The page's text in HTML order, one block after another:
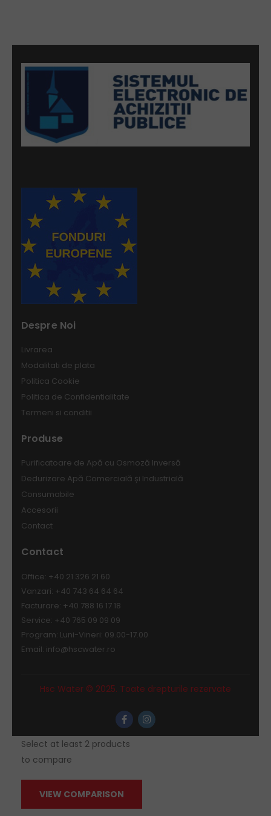
Despre Noi
Livrarea
Modalitati de plata
Politica Cookie
Politica de Confidentialitate
Termeni si conditii
Produse
Purificatoare de Apă cu Osmoză Inversă
Dedurizare Apă Comercială și Industrială
Consumabile
Accesorii
Contact
Contact
Office: +40 21 326 21 60
Vanzari: +40 743 64 64 64
Facturare: +40 788 16 17 18
Service: +40 765 09 09 09
Program: Luni-Vineri: 09.00-17.00
Email: info@hscwater.ro
Hsc Water © 2025. Toate drepturile rezervate
Select at least 2 products
to compare
VIEW COMPARISON